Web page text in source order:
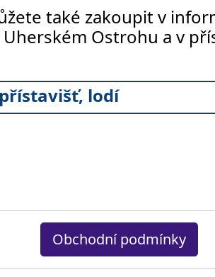
také zakoupit v
Ostrohu a v
lodí
Obchodní podmínky